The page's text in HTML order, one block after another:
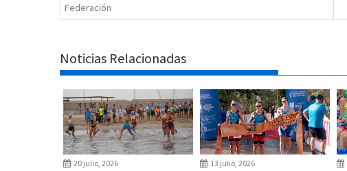
Federación
Noticias Relacionadas
20 julio, 2026 13 julio, 2026